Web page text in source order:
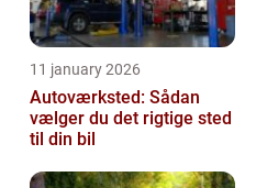
11 january 2026
Autoværksted: Sådan
vælger du det rigtige sted
til din bil